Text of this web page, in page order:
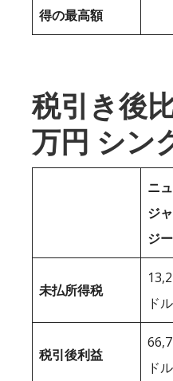
得の最高額
税引き後
万円 シン
ニ
ジ
ジー
未払所得税
ドル
税引後利益
ドル